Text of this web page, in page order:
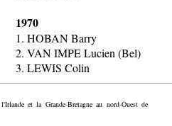
1970
1. HOBAN Barry
2. VAN IMPE Lucien (Bel)
3. LEWIS Colin
et la Grande-Bretagne au nord-Ouest de